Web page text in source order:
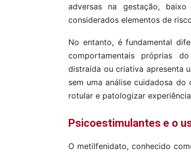
adversas na gestação,
considerados elementos de
No entanto, é fundamental
comportamentais próprias
distraída ou criativa apresenta
sem uma análise cuidadosa
rotular e patologizar
Psicoestimulantes e o
O metilfenidato, conhecido